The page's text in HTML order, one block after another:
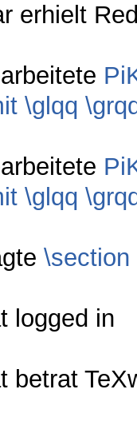
erhielt
\glqq
\glqq
\section
logged in
betrat